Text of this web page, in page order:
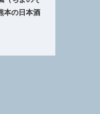
本の日本酒